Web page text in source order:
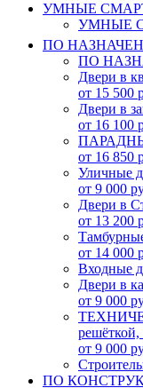
УМНЫЕ
УМНЫЕ
ПО
ПО
Двери в
от 15 500
Двери в
от 16 100
от 16 850
Уличные
от 9 000
Двери в
от 13 200
от 14 000
Входные
Двери в
от 9 000
от 9 000
ПО